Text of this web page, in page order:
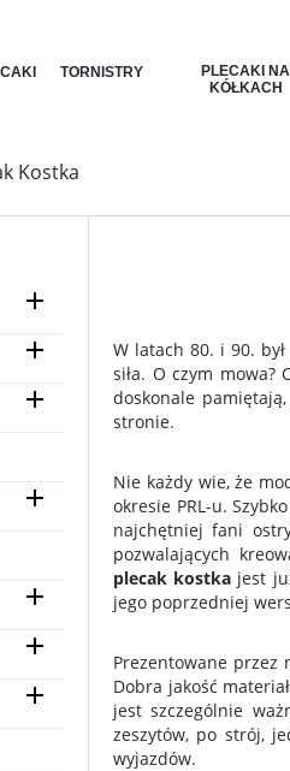
TORNISTRY
PLECAKI NA
KÓŁKACH
Kostka







W latach 80. i 90.
siła. O czym mowa?
doskonale
stronie.
Nie każdy wie, że
okresie PRL-u.
najchętniej fani
pozwalających
plecak kostka jest
jego poprzedniej
Prezentowane przez
Dobra jakość
jest szczególnie
zeszytów, po strój,
wyjazdów.